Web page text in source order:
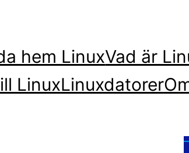
hem LinuxVad är
LinuxLinuxdatorer